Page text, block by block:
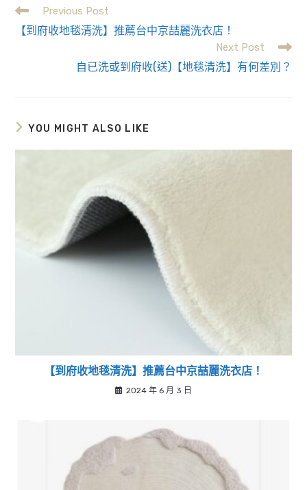
Read
Previous Post
【到府收地毯清洗】推薦台中京喆麗洗衣店！
Next Post
自已洗或到府收(送)【地毯清洗】有何差別？
YOU MIGHT ALSO LIKE
【到府收地毯清洗】推薦台中京喆麗洗衣店！
2024 年 6 月 3 日